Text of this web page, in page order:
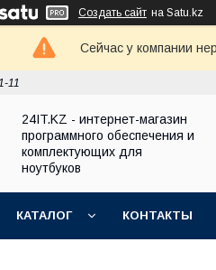
Создать сайт на Satu.kz
Сейчас у компании
11
24IT.KZ - интернет-магазин
программного обеспечения и
комплектующих для
ноутбуков
КАТАЛОГ КОНТАКТЫ